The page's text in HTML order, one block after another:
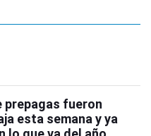
prepagas fueron
esta semana y ya